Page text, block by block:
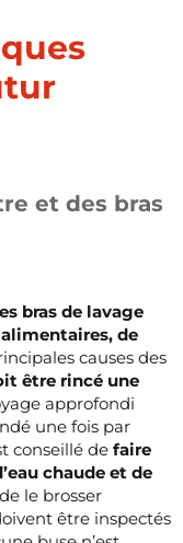
et des bras
bras de lavage
de
causes des
être rincé une
approfondi
une fois par
conseillé de faire
chaude et de
le brosser
être inspectés